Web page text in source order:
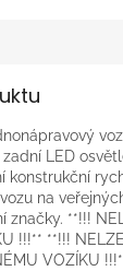
zadní LED
konstrukční
na
**!!!
!!!** **!!!
VOZÍKU